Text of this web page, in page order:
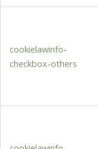
cookielawinfo-
checkbox-others